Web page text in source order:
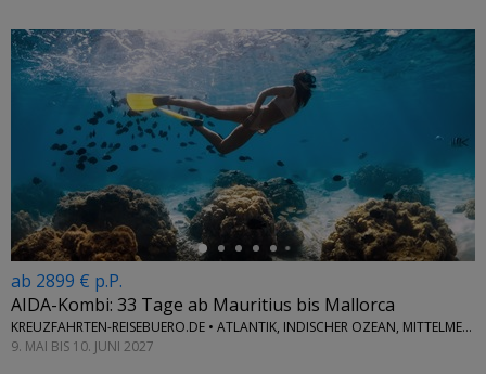
←
ab 2899 € p.P.
AIDA-Kombi: 33 Tage ab Mauritius bis Mallorca
KREUZFAHRTEN-REISEBUERO.DE • ATLANTIK, INDISCHER OZEAN, MITTELMEER
9. MAI BIS 10. JUNI 2027